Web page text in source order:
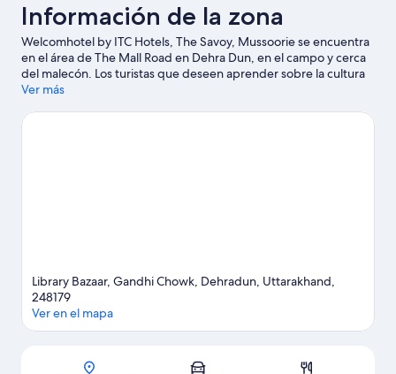
Información de la zona
Welcomhotel by ITC Hotels, The Savoy, Mussoorie se encuentra
en el área de The Mall Road en Dehra Dun, en el campo y cerca
del malecón. Los turistas que deseen aprender sobre la cultura
pueden visitar Instituto de Investigación Forestal, mientras que
pueden ir a Gun Hill y Lago de Mussoorie. También puedes
Ver más
Library Bazaar, Gandhi Chowk, Dehradun, Uttarakhand,
248179
Ver en el mapa